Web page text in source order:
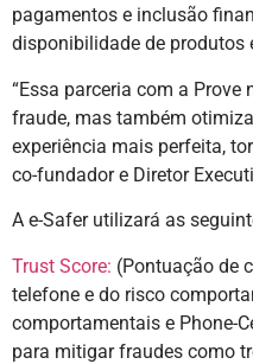
pagamentos e inclusão
disponibilidade de produtos
“Essa parceria com a
fraude, mas também
experiência mais perfeita,
co-fundador e Diretor
A e-Safer utilizará as
Trust Score: (Pontuação de
telefone e do risco
comportamentais e Phone-
para mitigar fraudes como